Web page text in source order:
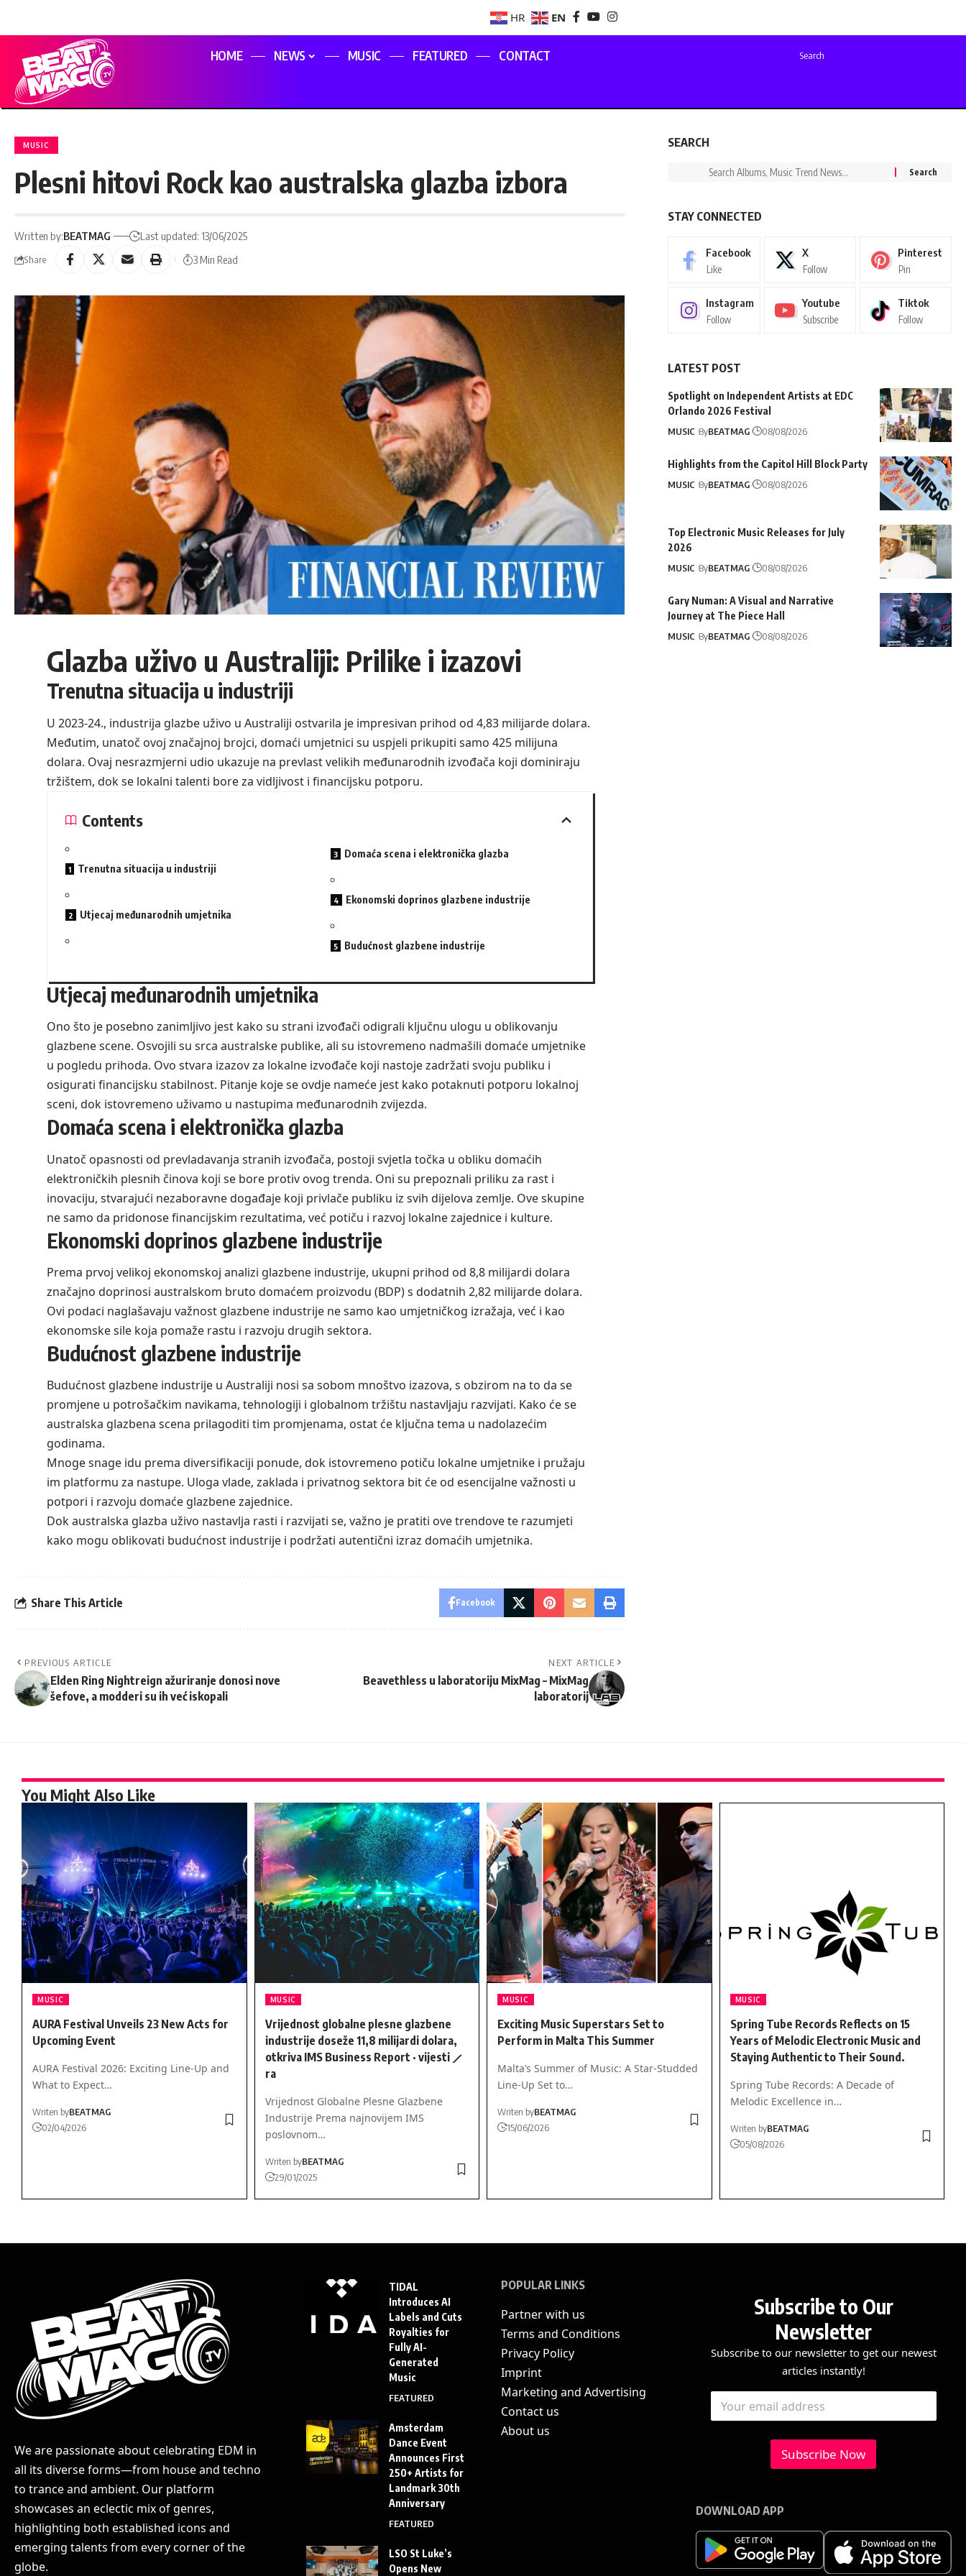
HR EN
HOME NEWS MUSIC FEATURED CONTACT Search
MUSIC
Plesni hitovi Rock kao australska glazba izbora
Written by:BEATMAG Last updated: 13/06/2025
Share 3 Min Read
Glazba uživo u Australiji: Prilike i izazovi
Trenutna situacija u industriji
U 2023-24., industrija glazbe uživo u Australiji ostvarila je impresivan prihod od 4,83 milijarde dolara.
Međutim, unatoč ovoj značajnoj brojci, domaći umjetnici su uspjeli prikupiti samo 425 milijuna
dolara. Ovaj nesrazmjerni udio ukazuje na prevlast velikih međunarodnih izvođača koji dominiraju
tržištem, dok se lokalni talenti bore za vidljivost i financijsku potporu.
Contents
Trenutna situacija u industriji
Utjecaj međunarodnih umjetnika
Domaća scena i elektronička glazba
Ekonomski doprinos glazbene industrije
Budućnost glazbene industrije
Utjecaj međunarodnih umjetnika
Ono što je posebno zanimljivo jest kako su strani izvođači odigrali ključnu ulogu u oblikovanju
glazbene scene. Osvojili su srca australske publike, ali su istovremeno nadmašili domaće umjetnike
u pogledu prihoda. Ovo stvara izazov za lokalne izvođače koji nastoje zadržati svoju publiku i
osigurati financijsku stabilnost. Pitanje koje se ovdje nameće jest kako potaknuti potporu lokalnoj
sceni, dok istovremeno uživamo u nastupima međunarodnih zvijezda.
Domaća scena i elektronička glazba
Unatoč opasnosti od prevladavanja stranih izvođača, postoji svjetla točka u obliku domaćih
elektroničkih plesnih činova koji se bore protiv ovog trenda. Oni su prepoznali priliku za rast i
inovaciju, stvarajući nezaboravne događaje koji privlače publiku iz svih dijelova zemlje. Ove skupine
ne samo da pridonose financijskim rezultatima, već potiču i razvoj lokalne zajednice i kulture.
Ekonomski doprinos glazbene industrije
Prema prvoj velikoj ekonomskoj analizi glazbene industrije, ukupni prihod od 8,8 milijardi dolara
značajno doprinosi australskom bruto domaćem proizvodu (BDP) s dodatnih 2,82 milijarde dolara.
Ovi podaci naglašavaju važnost glazbene industrije ne samo kao umjetničkog izražaja, već i kao
ekonomske sile koja pomaže rastu i razvoju drugih sektora.
Budućnost glazbene industrije
Budućnost glazbene industrije u Australiji nosi sa sobom mnoštvo izazova, s obzirom na to da se
promjene u potrošačkim navikama, tehnologiji i globalnom tržištu nastavljaju razvijati. Kako će se
australska glazbena scena prilagoditi tim promjenama, ostat će ključna tema u nadolazećim
godinama.
Mnoge snage idu prema diversifikaciji ponude, dok istovremeno potiču lokalne umjetnike i pružaju
im platformu za nastupe. Uloga vlade, zaklada i privatnog sektora bit će od esencijalne važnosti u
potpori i razvoju domaće glazbene zajednice.
Dok australska glazba uživo nastavlja rasti i razvijati se, važno je pratiti ove trendove te razumjeti
kako mogu oblikovati budućnost industrije i podržati autentični izraz domaćih umjetnika.
Share This Article Facebook
PREVIOUS ARTICLE
Elden Ring Nightreign ažuriranje donosi nove
šefove, a modderi su ih već iskopali
NEXT ARTICLE
Beavethless u laboratoriju MixMag – MixMag
laboratorij
SEARCH
STAY CONNECTED
Facebook
Like
X
Follow
Pinterest
Pin
Instagram
Follow
Youtube
Subscribe
Tiktok
Follow
LATEST POST
Spotlight on Independent Artists at EDC
Orlando 2026 Festival
MUSIC ByBEATMAG 08/08/2026
Highlights from the Capitol Hill Block Party
MUSIC ByBEATMAG 08/08/2026
Top Electronic Music Releases for July
2026
MUSIC ByBEATMAG 08/08/2026
Gary Numan: A Visual and Narrative
Journey at The Piece Hall
MUSIC ByBEATMAG 08/08/2026
You Might Also Like
MUSIC
AURA Festival Unveils 23 New Acts for
Upcoming Event
AURA Festival 2026: Exciting Line-Up and
What to Expect…
Writen byBEATMAG
02/04/2026
MUSIC
Vrijednost globalne plesne glazbene
industrije doseže 11,8 milijardi dolara,
otkriva IMS Business Report · vijesti ⟋
ra
Vrijednost Globalne Plesne Glazbene
Industrije Prema najnovijem IMS
poslovnom…
Writen byBEATMAG
29/01/2025
MUSIC
Exciting Music Superstars Set to
Perform in Malta This Summer
Malta’s Summer of Music: A Star-Studded
Line-Up Set to…
Writen byBEATMAG
15/06/2026
MUSIC
Spring Tube Records Reflects on 15
Years of Melodic Electronic Music and
Staying Authentic to Their Sound.
Spring Tube Records: A Decade of
Melodic Excellence in…
Writen byBEATMAG
05/08/2026
We are passionate about celebrating EDM in
all its diverse forms—from house and techno
to trance and ambient. Our platform
showcases an eclectic mix of genres,
highlighting both established icons and
emerging talents from every corner of the
globe.
TIDAL
Introduces AI
Labels and Cuts
Royalties for
Fully AI-
Generated
Music
FEATURED
Amsterdam
Dance Event
Announces First
250+ Artists for
Landmark 30th
Anniversary
FEATURED
LSO St Luke’s
Opens New
POPULAR LINKS
Partner with us
Terms and Conditions
Privacy Policy
Imprint
Marketing and Advertising
Contact us
About us
Subscribe to Our
Newsletter
Subscribe to our newsletter to get our newest
articles instantly!
a
l
m
i
l
E
E
a
Subscribe Now
DOWNLOAD APP